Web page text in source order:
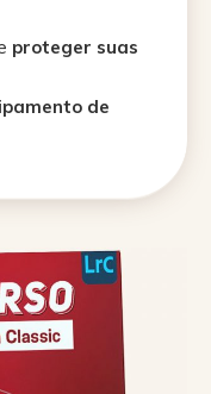
proteger suas
de